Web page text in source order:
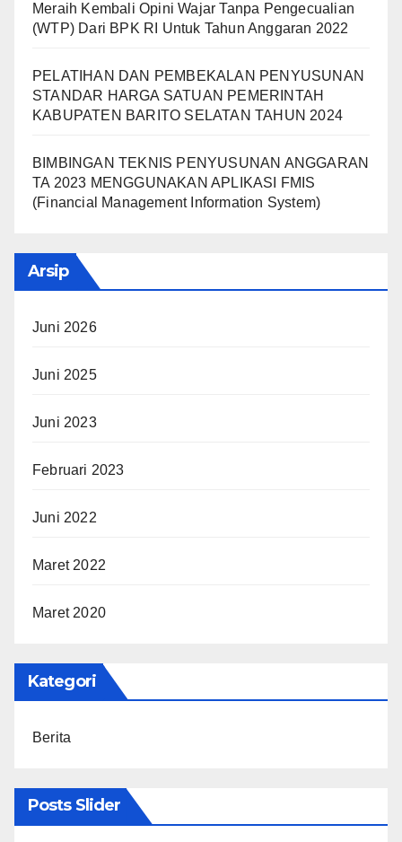
Meraih Kembali Opini Wajar Tanpa Pengecualian
(WTP) Dari BPK RI Untuk Tahun Anggaran 2022
PELATIHAN DAN PEMBEKALAN PENYUSUNAN
STANDAR HARGA SATUAN PEMERINTAH
KABUPATEN BARITO SELATAN TAHUN 2024
BIMBINGAN TEKNIS PENYUSUNAN ANGGARAN
TA 2023 MENGGUNAKAN APLIKASI FMIS
(Financial Management Information System)
Arsip
Juni 2026
Juni 2025
Juni 2023
Februari 2023
Juni 2022
Maret 2022
Maret 2020
Kategori
Berita
Posts Slider